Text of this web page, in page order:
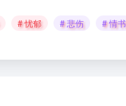
# 忧郁 # 悲伤 # 情书